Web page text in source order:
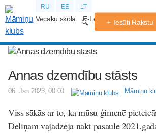
RU EE LT
Vecāku skola E-LekcijasIesūti Rakstu
Annas dzemdību stāsts
06. Jan 2023, 00:00 Māmiņu
Viss sākās ar to, ka mūsu ģimenē
Dēliņam vajadzēja nākt pasaulē